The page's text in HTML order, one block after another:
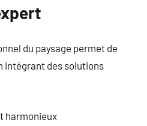
du paysage permet de
intégrant des solutions
harmonieux